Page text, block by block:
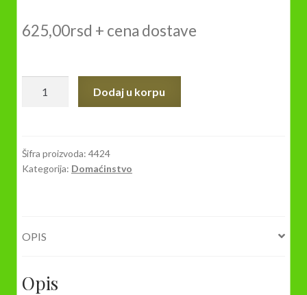
625,00rsd + cena dostave
Dodaj u korpu
Šifra proizvoda: 4424
Kategorija: Domaćinstvo
OPIS
Opis